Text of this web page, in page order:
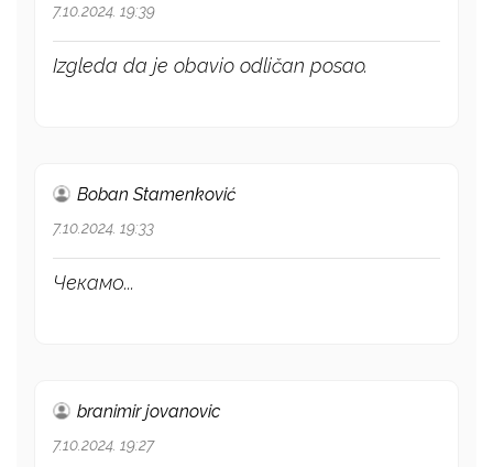
7.10.2024. 19:39
Izgleda da je obavio odličan posao.
Boban Stamenković
7.10.2024. 19:33
Чекамо...
branimir jovanovic
7.10.2024. 19:27